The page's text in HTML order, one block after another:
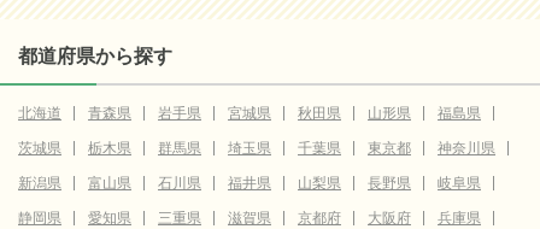
都道府県から探す
北海道 青森県 岩手県 宮城県 秋田県 山形県
福島県
茨城県
栃木県 群馬県 埼玉県 千葉県 東京都
神奈川県
新潟県
富山県 石川県 福井県 山梨県 長野県
岐阜県
静岡県
愛知県 三重県 滋賀県 京都府 大阪府
兵庫県